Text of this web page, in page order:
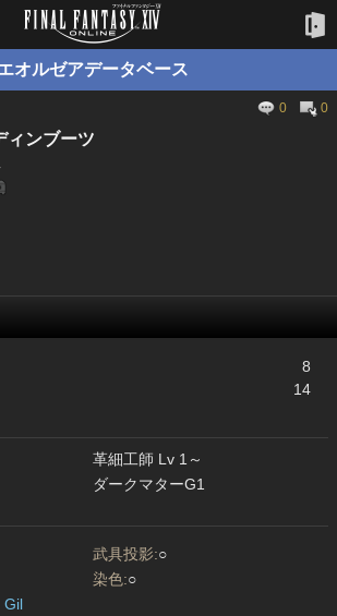
オルゼアデータベース
0 0
ィンブーツ
8
14
革細工師 Lv 1～
ダークマターG1
武具投影:○
染色:○
Gil